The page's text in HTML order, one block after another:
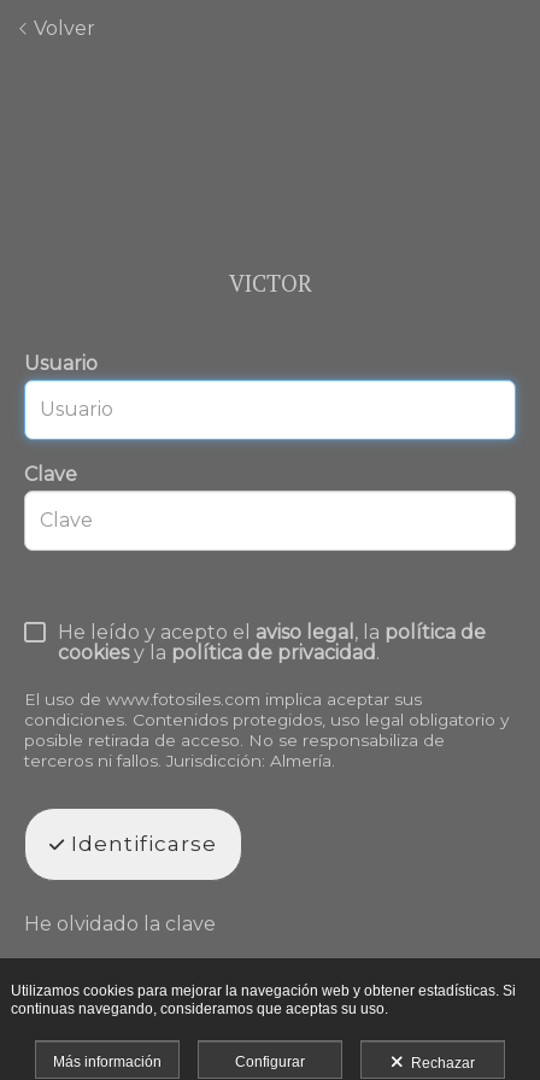
Volver
VICTOR
Usuario
Clave
He leído y acepto el aviso legal , la política de
cookiesy la política de privacidad.
El uso de www.fotosiles.com implica aceptar sus
condiciones. Contenidos protegidos, uso legal obligatorio y
posible retirada de acceso. No se responsabiliza de
terceros ni fallos. Jurisdicción: Almería.
Identificarse
He olvidado la clave
Utilizamos cookies para mejorar la navegación web y obtener estadísticas. Si
continuas navegando, consideramos que aceptas su uso.
Más información Configurar Rechazar